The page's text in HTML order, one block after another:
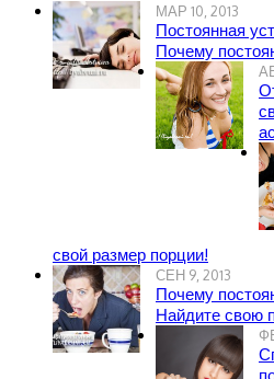
МАР 10, 2013
Постоянная
Почему
свой размер порции!
СЕН 9, 2013
Почему
Найдите свою